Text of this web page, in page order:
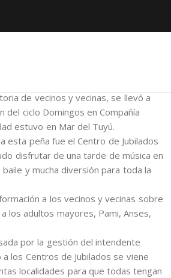
de vecinos y vecinas, se llevó a
del ciclo Domingos en Compañía
estuvo en Mar del Tuyú.
esta peña fue el Centro de Jubilados
disfrutar de una tarde de música en
y mucha diversión para toda la
a los vecinos y vecinas sobre
los adultos mayores, Pami, Anses,
por la gestión del intendente
los Centros de Jubilados se viene
localidades para que todas tengan